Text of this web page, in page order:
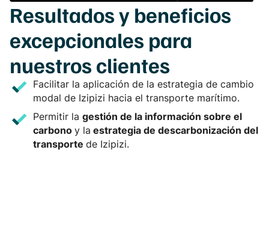
Resultados y beneficios
excepcionales para
nuestros clientes
Facilitar la aplicación de la estrategia de cambio
modal de Izipizi hacia el transporte marítimo.
Permitir lagestión de la información sobre el
carbonoy la estrategia de descarbonización del
transportede Izipizi.